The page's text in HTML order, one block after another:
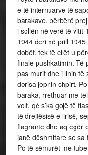
e të internuarve të
barakave, përbërë
i sollën në verë të vitit
1944 deri në prill
dobët, tek të cilët u
finale pushkatimin. Të
pas murit dhe i linin të
derisa jepnin shpirt.
baraka, rrethuar me
volt, që s’ka gojë të
të drejtësisë e lirisë,
flagrante dhe aq egër
janë dëshmitare se sa
Po të sëmurët me